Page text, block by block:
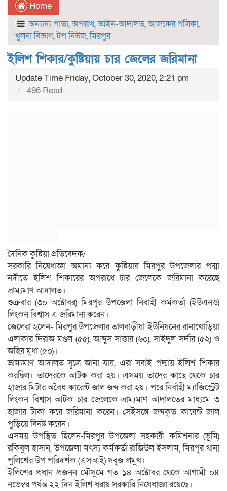
Home
অন্যান্য পাতা,অপরাধ,আইন-আদালত,আজকের পত্রিকা,
খুলনা বিভাগ,টপ নিউজ,মিরপুর
ইলিশ শিকার/কুষ্টিয়ায় চার জেলের জরিমানা
Update Time Friday, October 30, 2020, 2:21 pm
496 Read
দৈনিক কুষ্টিয়া প্রতিবেদক/
সরকারি নিষেধাজ্ঞা অমান্য করে কুষ্টিয়ায় মিরপুর উপজেলার পদ্মা
নদীতে ইলিশ শিকারের অপরাধে চার জেলেকে জরিমানা করেছে
ভ্রাম্যমাণ আদালত।
শুক্রবার (৩০ অক্টোবর) মিরপুর উপজেলা নিবাহী কর্মকর্তা (ইউএনও)
লিংকন বিশ্বাস এ জরিমানা করেন।
জেলেরা হলেন- মিরপুর উপজেলার তালবাড়ীয়া ইউনিয়নের রানাখোড়িয়া
এলাকার দিরাজ মণ্ডল (৫৫), আব্দুস সাত্তার (৬০), সাইদুল সর্দার (৫২) ও
জহির মৃধা (৫০)।
ভ্রাম্যমাণ আদালত সূত্রে জানা যায়, এরা সবাই পদ্মায় ইলিশ শিকার
করছিল। তাদেরকে আটক করা হয়। এসময় তাদের কাছে থেকে চার
হাজার মিটার অবৈধ কারেন্ট জাল জব্দ করা হয়। পরে নির্বাহী ম্যাজিস্ট্রেট
লিংকন বিশ্বাস আটক চার জেলেকে ভ্রাম্যমাণ আদালতের মাধ্যমে ৩
হাজার টাকা করে জরিমানা করেন। সেইসঙ্গে জব্দকৃত কারেন্ট জাল
পুড়িয়ে বিনষ্ট করেন।
এসময় উপস্থিত ছিলেন-মিরপুর উপজেলা সহকারী কমিশনার (ভূমি)
রকিবুল হাসান, উপজেলা মৎস্য কর্মকর্তা রাজিউল ইসলাম, মিরপুর থানা
পুলিশের উপ পরিদর্শক (এসআই) সবুজ প্রমুখ।
ইলিশের প্রধান প্রজনন মৌসুমে গত ১৪ অক্টোবর থেকে আগামী ০৪
নভেম্বর পর্যন্ত ২২ দিন ইলিশ ধরায় সরকারি নিষেধাজ্ঞা রয়েছে।